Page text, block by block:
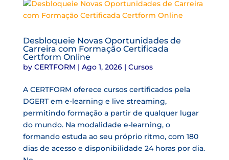
Desbloqueie Novas Oportunidades de
Carreira com Formação Certificada
Certform Online
by CERTFORM | Ago 1, 2026| Cursos
A CERTFORM oferece cursos certificados pela
DGERT em e-learning e live streaming,
permitindo formação a partir de qualquer lugar
do mundo. Na modalidade e-learning, o
formando estuda ao seu próprio ritmo, com 180
dias de acesso e disponibilidade 24 horas por dia.